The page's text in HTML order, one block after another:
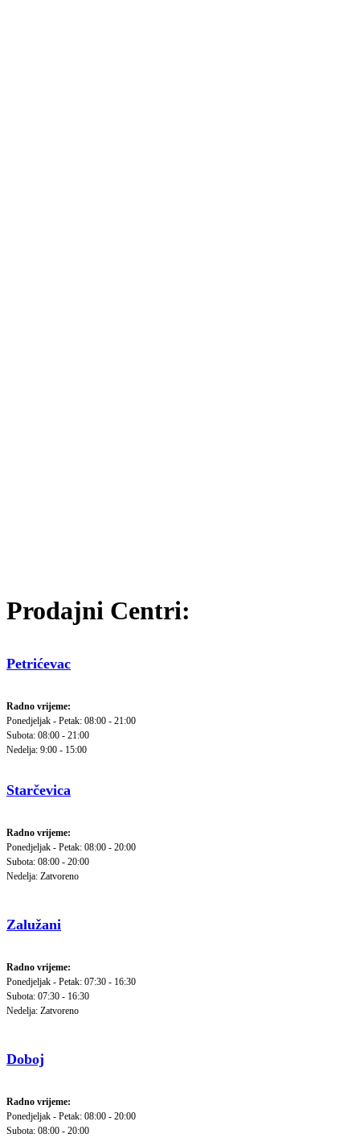
Prodajni Centri:
Petrićevac
Radno vrijeme:
Ponedjeljak - Petak: 08:00 - 21:00
Subota: 08:00 - 21:00
Nedelja: 9:00 - 15:00
Starčevica
Radno vrijeme:
Ponedjeljak - Petak: 08:00 - 20:00
Subota: 08:00 - 20:00
Nedelja: Zatvoreno
Zalužani
Radno vrijeme:
Ponedjeljak - Petak: 07:30 - 16:30
Subota: 07:30 - 16:30
Nedelja: Zatvoreno
Doboj
Radno vrijeme:
Ponedjeljak - Petak: 08:00 - 20:00
Subota: 08:00 - 20:00